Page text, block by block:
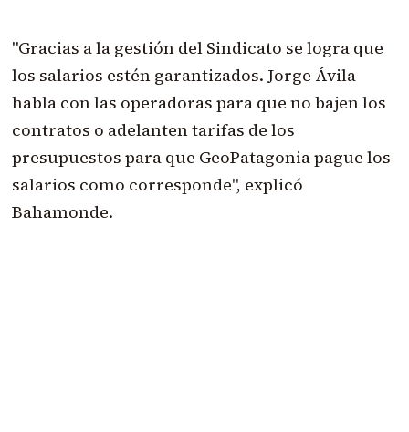
"Gracias a la gestión del Sindicato se logra que
los salarios estén garantizados. Jorge Ávila
habla con las operadoras para que no bajen los
contratos o adelanten tarifas de los
presupuestos para que GeoPatagonia pague los
salarios como corresponde", explicó
Bahamonde.